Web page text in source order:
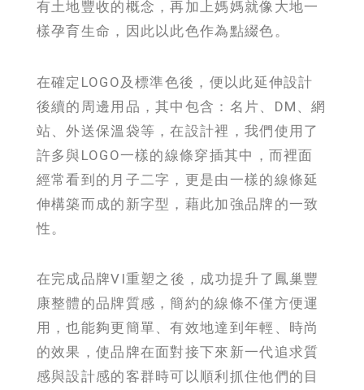
有土地豐收的概念，再加上媽媽就像大地一
樣孕育生命，因此以此色作為點綴色。
在確定LOGO及標準色後，便以此延伸設計
後續的周邊用品，其中包含：名片、DM、網
站、外送保溫袋等，在設計裡，我們使用了
許多與LOGO一樣的線條穿插其中，而裡面
經常看到的月子二字，更是由一樣的線條延
伸構築而成的新字型，藉此加強品牌的一致
性。
在完成品牌VI重塑之後，成功提升了鳳巢豐
康整體的品牌質感，簡約的線條不僅方便運
用，也能夠更簡單、有效地達到年輕、時尚
的效果，使品牌在面對接下來新一代追求質
感與設計感的客群時可以順利抓住他們的目